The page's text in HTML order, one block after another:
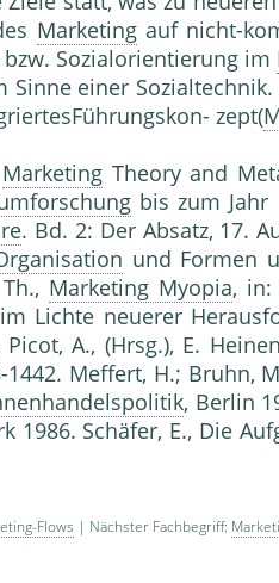
Marketingauf nicht-
Sozialorientierung im
Sinne einer
zept(
Marketing Theory and
bis zum Jahr
. Bd. 2: Der Absatz, 17.
und Formen
Marketing Myopia, in:
Lichte neuerer
A., (Hrsg.), E.
1442. Meffert, H.; Bruhn,
, Berlin
1986. Schäfer, E., Die
Flows | Nächster Fachbegriff: